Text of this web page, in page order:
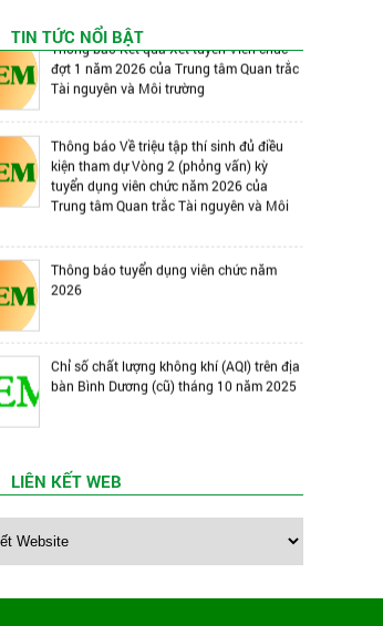
TIN TỨC NỔI BẬT
Thông báo Về triệu tập thí sinh đủ điều
kiện tham dự Vòng 2 (phỏng vấn) kỳ
Thông báo tuyển dụng viên chức năm
2026
Chỉ số chất lượng không khí (AQI) trên địa
Chỉ số chất lượng nước (WQI) tại các sông
Chỉ số chất lượng Không khí (AQI) trên địa
sông và rạch trên Khu vực Bình Dương
LIÊN KẾT WEB